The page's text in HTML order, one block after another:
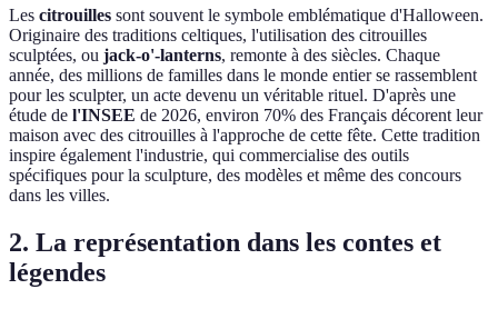
Les citrouilles sont souvent le symbole emblématique d'Halloween.
Originaire des traditions celtiques, l'utilisation des citrouilles
sculptées, ou jack-o'-lanterns, remonte à des siècles. Chaque
année, des millions de familles dans le monde entier se rassemblent
pour les sculpter, un acte devenu un véritable rituel. D'après une
étude de l'INSEE de 2026, environ 70% des Français décorent leur
maison avec des citrouilles à l'approche de cette fête. Cette tradition
inspire également l'industrie, qui commercialise des outils
spécifiques pour la sculpture, des modèles et même des concours
dans les villes.
2. La représentation dans les contes et
légendes